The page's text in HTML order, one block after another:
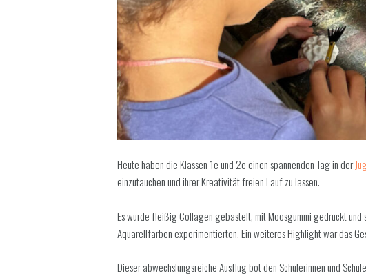
Heute haben die Klassen 1e und 2e einen spannenden Tag in der
einzutauchen und ihrer Kreativität freien Lauf zu lassen.
Es wurde fleißig Collagen gebastelt, mit Moosgummi gedruckt
Aquarellfarben experimentierten. Ein weiteres Highlight war das
Dieser abwechslungsreiche Ausflug bot den Schülerinnen und